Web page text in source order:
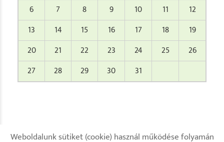
6
7 8 9 10 11
12
13
14 15 16 17 18
19
20
21 22 23 24 25
26
27
28 29 30 31
Weboldalunk sütiket (cookie) használ működése folyamán